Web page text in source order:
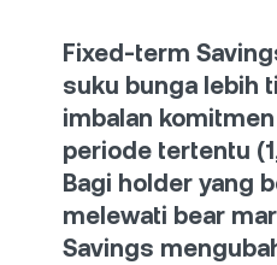
Fixed-term
suku bunga lebih
imbalan
periode tertentu
Bagi holder yang
melewati bear
Savings